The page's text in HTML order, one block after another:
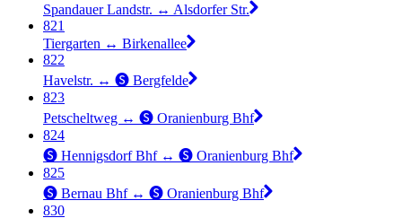
Spandauer Landstr. ↔︎ Alsdorfer Str.
821
Tiergarten ↔︎ Birkenallee
822
Havelstr. ↔︎ 🅢 Bergfelde
823
Petscheltweg ↔︎ 🅢 Oranienburg Bhf
824
🅢 Hennigsdorf Bhf ↔︎ 🅢 Oranienburg Bhf
825
🅢 Bernau Bhf ↔︎ 🅢 Oranienburg Bhf
830